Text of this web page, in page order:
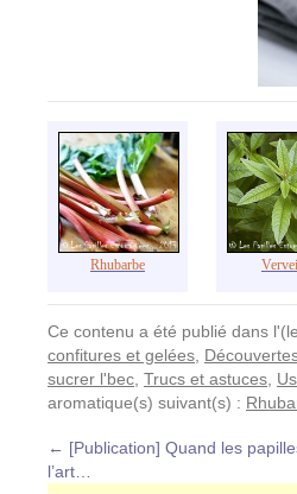
Rhubarbe
Ce contenu a été publié dans
confitures et gelées
sucrer l'bec Trucs et astuces
aromatique(s) suivant(s) :
← [Publication] Quand les
l’art…